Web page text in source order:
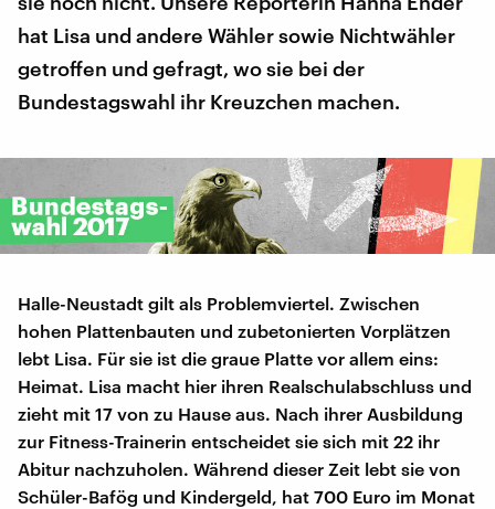
hat Lisa und andere Wähler sowie Nichtwähler
getroffen und gefragt, wo sie bei der
Bundestagswahl ihr Kreuzchen machen.
Halle-Neustadt gilt als Problemviertel. Zwischen
hohen Plattenbauten und zubetonierten Vorplätzen
lebt Lisa. Für sie ist die graue Platte vor allem eins:
Heimat. Lisa macht hier ihren Realschulabschluss und
zieht mit 17 von zu Hause aus. Nach ihrer Ausbildung
zur Fitness-Trainerin entscheidet sie sich mit 22 ihr
Abitur nachzuholen. Während dieser Zeit lebt sie von
Schüler-Bafög und Kindergeld, hat 700 Euro im Monat